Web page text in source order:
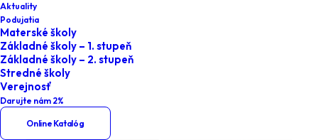
Aktuality
Podujatia
Materské školy
Základné školy – 1. stupeň
Základné školy – 2. stupeň
Stredné školy
Verejnosť
Darujte nám 2%
Online Katalóg
Aktuálne